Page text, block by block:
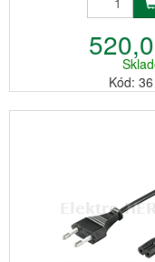
Kód: